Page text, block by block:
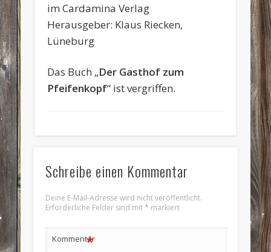
im Cardamina Verlag
Herausgeber: Klaus Riecken,
Lüneburg
Das Buch „Der Gasthof zum
Pfeifenkopf“ ist vergriffen.
Schreibe einen Kommentar
Deine E-Mail-Adresse wird nicht veröffentlicht.
Erforderliche Felder sind mit* markiert
Kommentar
*